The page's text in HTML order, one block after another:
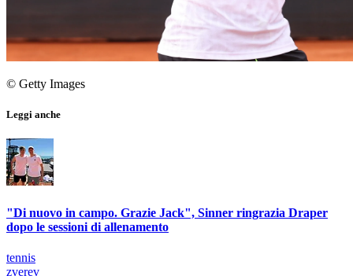
© Getty Images
Leggi anche
"Di nuovo in campo. Grazie Jack", Sinner ringrazia Draper
dopo le sessioni di allenamento
tennis
zverev